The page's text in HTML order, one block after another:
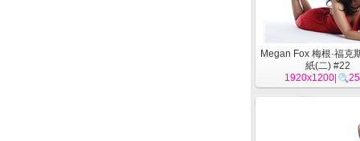
Megan Fox 梅根·福克
紙(二) #22
1920x1200